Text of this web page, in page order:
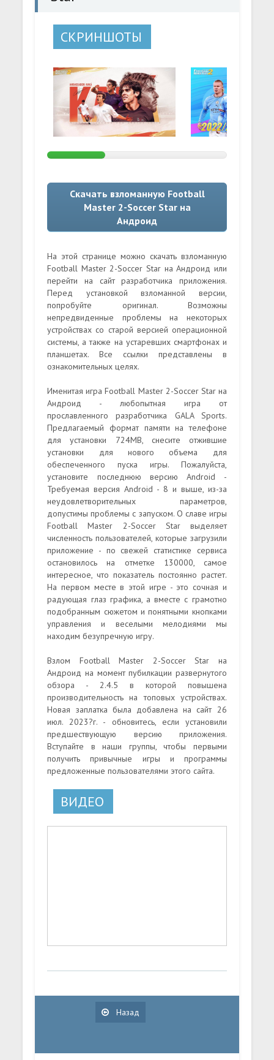
СКРИНШОТЫ
Скачать взломанную Football
Master 2-Soccer Star на
Андроид
На этой странице можно скачать взломанную
Football Master 2-Soccer Star на Андроид или
перейти на сайт разработчика приложения.
Перед установкой взломанной версии,
попробуйте оригинал. Возможны
непредвиденные проблемы на некоторых
устройствах со старой версией операционной
системы, а также на устаревших смартфонах и
планшетах. Все ссылки представлены в
ознакомительных целях.
Именитая игра Football Master 2-Soccer Star на
Андроид - любопытная игра от
прославленного разработчика GALA Sports.
Предлагаемый формат памяти на телефоне
для установки 724MB, снесите отжившие
установки для нового объема для
обеспеченного пуска игры. Пожалуйста,
установите последнюю версию Android -
Требуемая версия Android - 8 и выше, из-за
неудовлетворительных параметров,
допустимы проблемы с запуском. О славе игры
Football Master 2-Soccer Star выделяет
численность пользователей, которые загрузили
приложение - по свежей статистике сервиса
остановилось на отметке 130000, самое
интересное, что показатель постоянно растет.
На первом месте в этой игре - это сочная и
радующая глаз графика, а вместе с грамотно
подобранным сюжетом и понятными кнопками
управления и веселыми мелодиями мы
находим безупречную игру.
Взлом Football Master 2-Soccer Star на
Андроид на момент пубилкации развернутого
обзора - 2.4.5 в которой повышена
производительность на топовых устройствах.
Новая заплатка была добавлена на сайт 26
июл. 2023?г. - обновитесь, если установили
предшествующую версию приложения.
Вступайте в наши группы, чтобы первыми
получить привычные игры и программы
предложенные пользователями этого сайта.
ВИДЕО
Назад